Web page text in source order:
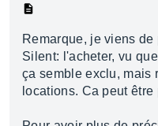
Remarque, je viens
Silent: l'acheter, vu
ça semble exclu, mais
locations. Ca peut